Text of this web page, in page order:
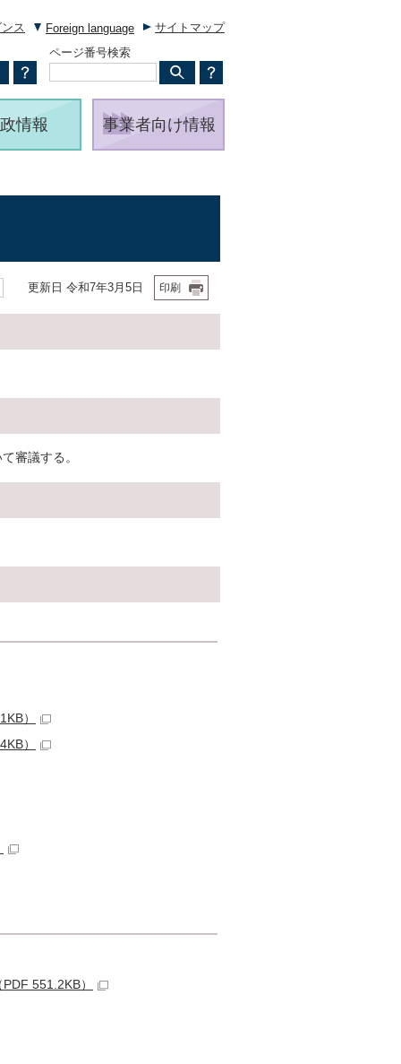
ス Foreign language
サイトマップ
ページ番号検索
情報 事業者向け情報
更新日 令和7年3月5日 印刷
審議する。
）
）
551.2KB）